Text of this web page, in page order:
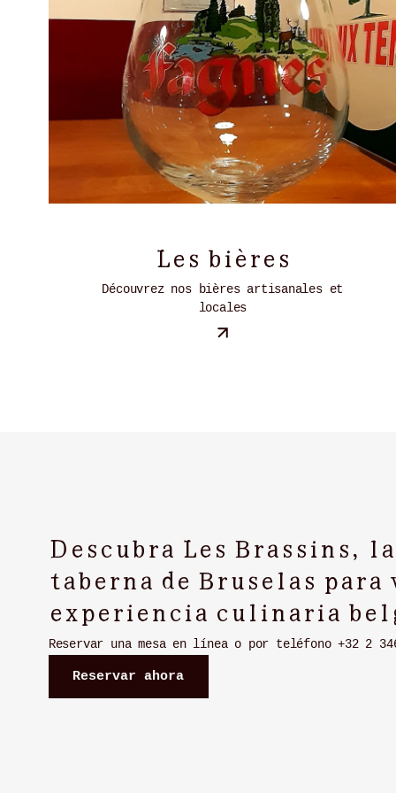
Les bières
Découvrez nos bières artisanales et
locales
Descubra Les Brassins,
taberna de Bruselas
experiencia culinaria
Reservar una mesa en línea o por teléfono+32 2
Reservar ahora